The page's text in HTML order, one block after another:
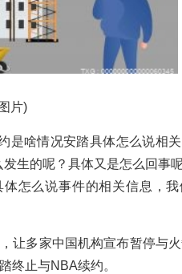
片)
是啥情况安踏具体怎么说相
生的呢？具体又是怎么回事
怎么说事件的相关信息，
让多家中国机构宣布暂停与
终止与NBA续约。